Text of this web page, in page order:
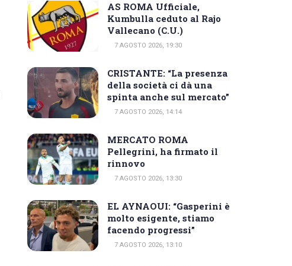
AS ROMA Ufficiale,
Kumbulla ceduto al Rajo
Vallecano (C.U.)
7 AGOSTO 2026, 19:30
CRISTANTE: “La presenza
della società ci dà una
spinta anche sul mercato”
7 AGOSTO 2026, 14:14
MERCATO ROMA
Pellegrini, ha firmato il
rinnovo
7 AGOSTO 2026, 13:30
EL AYNAOUI: “Gasperini è
molto esigente, stiamo
facendo progressi”
7 AGOSTO 2026, 13:10